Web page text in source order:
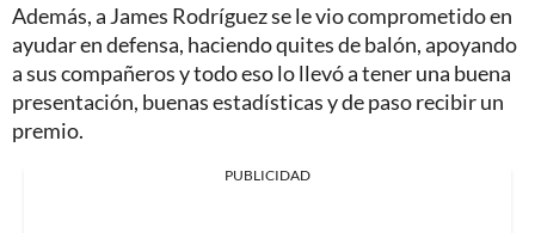
Además, a James Rodríguez se le vio comprometido en
ayudar en defensa, haciendo quites de balón, apoyando
a sus compañeros y todo eso lo llevó a tener una buena
presentación, buenas estadísticas y de paso recibir un
premio.
PUBLICIDAD